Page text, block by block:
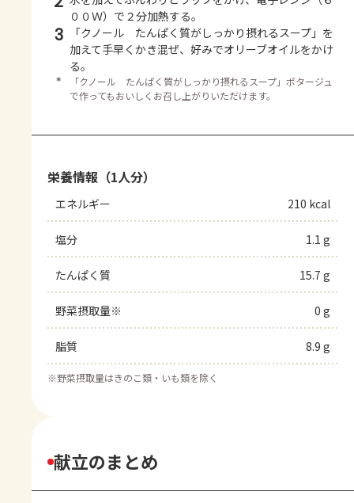
００Ｗ）で２分加熱する。
3
「クノール たんぱく質がしっかり摂れるスープ」を
加えて手早くかき混ぜ、好みでオリーブオイルをかけ
る。
＊
「クノール たんぱく質がしっかり摂れるスープ」ポタージュ
で作ってもおいしくお召し上がりいただけます。
栄養情報（1人分）
エネルギー 210 kcal
塩分 1.1 g
たんぱく質 15.7 g
野菜摂取量※ 0 g
脂質 8.9 g
※野菜摂取量はきのこ類・いも類を除く
献立のまとめ